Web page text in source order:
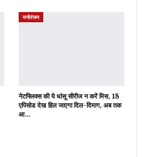
मनोरंजन
नेटफ्लिक्स की ये धांसू सीरीज न करें मिस, 18
एपिसोड देख हिल जाएगा दिल-दिमाग, अब तक
आ…